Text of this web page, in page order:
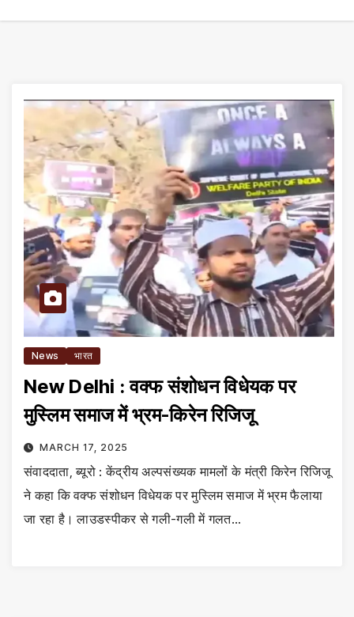
News भारत
New Delhi : वक्फ संशोधन विधेयक पर
मुस्लिम समाज में भ्रम-किरेन रिजिजू
MARCH 17, 2025
संवाददाता, ब्यूरो : केंद्रीय अल्पसंख्यक मामलों के मंत्री किरेन रिजिजू
ने कहा कि वक्फ संशोधन विधेयक पर मुस्लिम समाज में भ्रम फैलाया
जा रहा है। लाउडस्पीकर से गली-गली में गलत…